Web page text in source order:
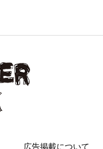
広告掲載について